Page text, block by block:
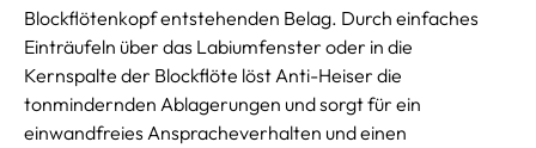
Blockflötenkopf entstehenden Belag. Durch einfaches
Einträufeln über das Labiumfenster oder in die
Kernspalte der Blockflöte löst Anti-Heiser die
tonmindernden Ablagerungen und sorgt für ein
einwandfreies Anspracheverhalten und einen